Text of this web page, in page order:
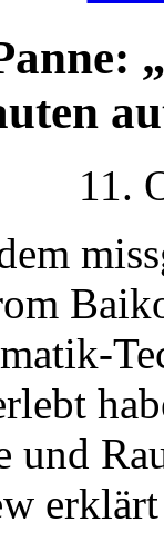
11.
und